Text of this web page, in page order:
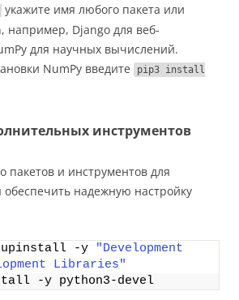
укажите имя любого пакета или
например, Django для веб-
для научных вычислений.
NumPy введите
pip3 install
инструментов
пакетов и инструментов для
обеспечить надежную настройку
-y
"Development
Libraries"
-y python3-devel